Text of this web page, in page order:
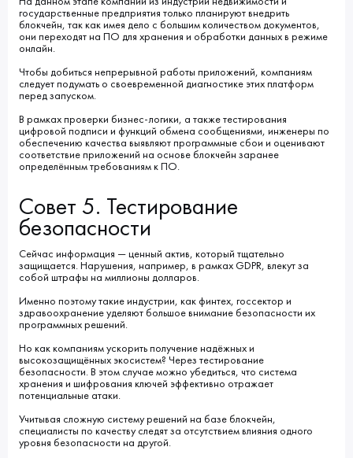
государственные предприятия только планируют внедрить
блокчейн, так как имея дело с большим количеством документов,
они переходят на ПО для хранения и обработки данных в режиме
онлайн.
Чтобы добиться непрерывной работы приложений, компаниям
следует подумать о своевременной диагностике этих платформ
перед запуском.
В рамках проверки бизнес-логики, а также тестирования
цифровой подписи и функций обмена сообщениями, инженеры по
обеспечению качества выявляют программные сбои и оценивают
соответствие приложений на основе блокчейн заранее
определённым требованиям к ПО.
Совет 5. Тестирование
безопасности
Сейчас информация ― ценный актив, который тщательно
защищается. Нарушения, например, в рамках GDPR, влекут за
собой штрафы на миллионы долларов.
Именно поэтому такие индустрии, как финтех, госсектор и
здравоохранение уделяют большое внимание безопасности их
программных решений.
Но как компаниям ускорить получение надёжных и
высокозащищённых экосистем? Через тестирование
безопасности. В этом случае можно убедиться, что система
хранения и шифрования ключей эффективно отражает
потенциальные атаки.
Учитывая сложную систему решений на базе блокчейн,
специалисты по качеству следят за отсутствием влияния одного
уровня безопасности на другой.